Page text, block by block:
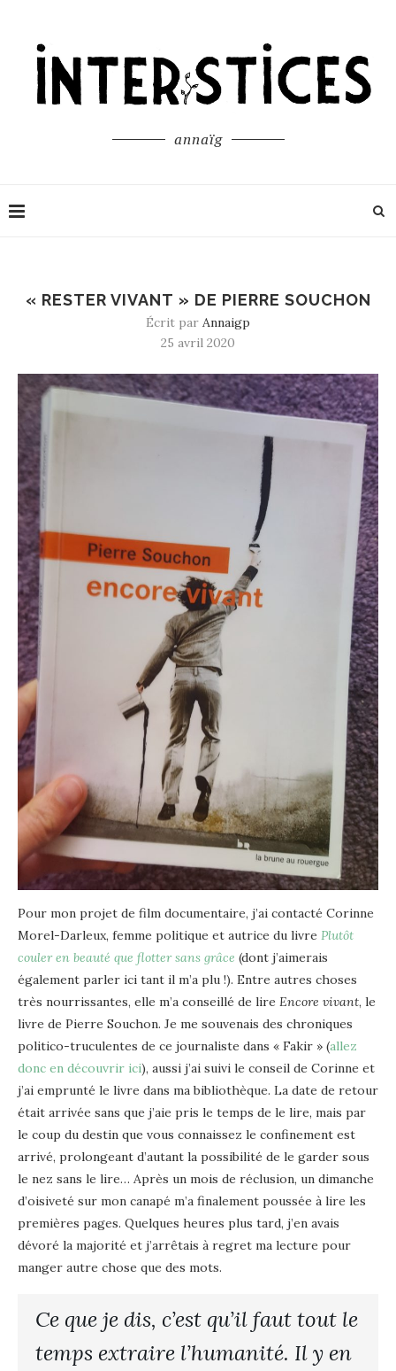
annaïg
« RESTER VIVANT » DE PIERRE SOUCHON
Écrit par Annaigp
25 avril 2020
Pour mon projet de film documentaire, j’ai contacté Corinne
Morel-Darleux, femme politique et autrice du livre Plutôt
couler en beauté que flotter sans grâce (dont j’aimerais
également parler ici tant il m’a plu !). Entre autres choses
très nourrissantes, elle m’a conseillé de lire Encore vivant, le
livre de Pierre Souchon. Je me souvenais des chroniques
politico-truculentes de ce journaliste dans « Fakir » (allez
donc en découvrir ici), aussi j’ai suivi le conseil de Corinne et
j’ai emprunté le livre dans ma bibliothèque. La date de retour
était arrivée sans que j’aie pris le temps de le lire, mais par
le coup du destin que vous connaissez le confinement est
arrivé, prolongeant d’autant la possibilité de le garder sous
le nez sans le lire… Après un mois de réclusion, un dimanche
d’oisiveté sur mon canapé m’a finalement poussée à lire les
premières pages. Quelques heures plus tard, j’en avais
dévoré la majorité et j’arrêtais à regret ma lecture pour
manger autre chose que des mots.
Ce que je dis, c’est qu’il faut tout le
temps extraire l’humanité. Il y en